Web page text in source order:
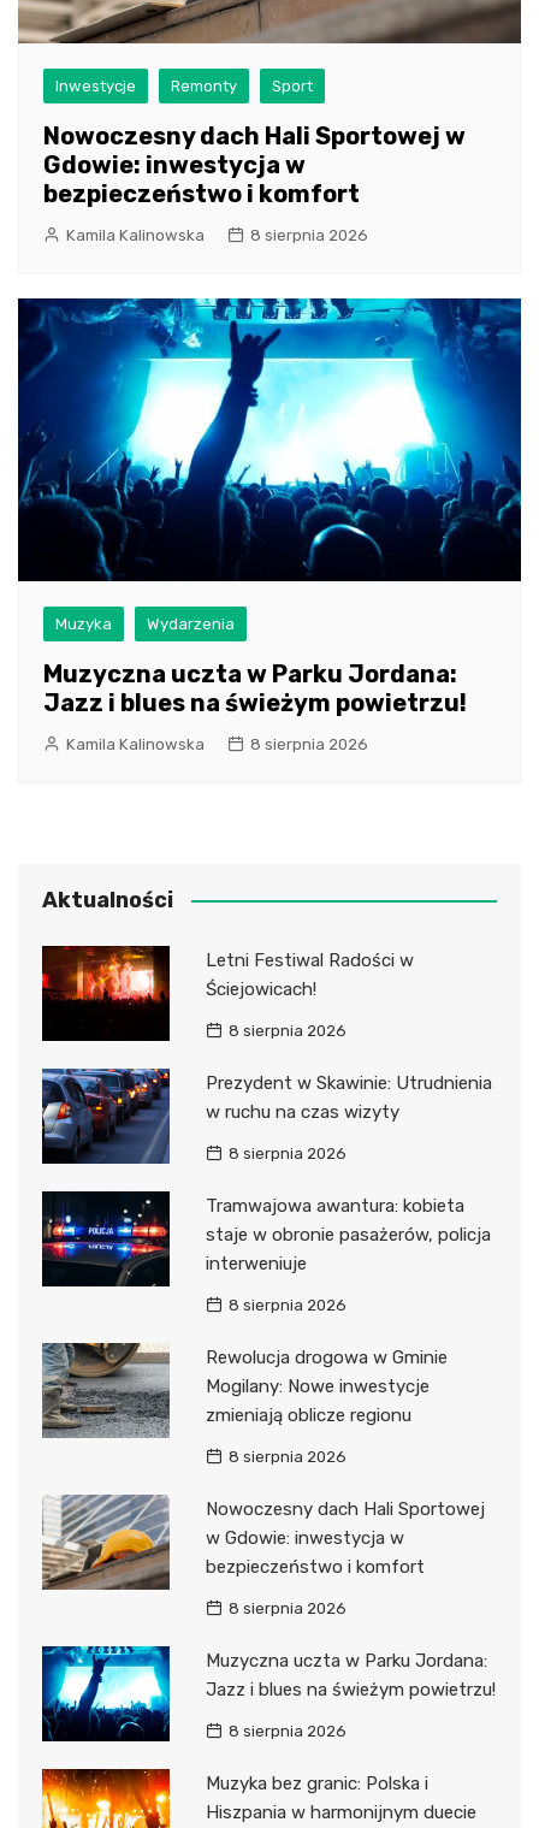
Inwestycje Remonty Sport
Nowoczesny dach Hali Sportowej w
Gdowie: inwestycja w
bezpieczeństwo i komfort
Kamila Kalinowska 8 sierpnia 2026
Muzyka Wydarzenia
Muzyczna uczta w Parku Jordana:
Jazz i blues na świeżym powietrzu!
Kamila Kalinowska 8 sierpnia 2026
Aktualności
Letni Festiwal Radości w
Ściejowicach!
8 sierpnia 2026
Prezydent w Skawinie: Utrudnienia
w ruchu na czas wizyty
8 sierpnia 2026
Tramwajowa awantura: kobieta
staje w obronie pasażerów, policja
interweniuje
8 sierpnia 2026
Rewolucja drogowa w Gminie
Mogilany: Nowe inwestycje
zmieniają oblicze regionu
8 sierpnia 2026
Nowoczesny dach Hali Sportowej
w Gdowie: inwestycja w
bezpieczeństwo i komfort
8 sierpnia 2026
Muzyczna uczta w Parku Jordana:
Jazz i blues na świeżym powietrzu!
8 sierpnia 2026
Muzyka bez granic: Polska i
Hiszpania w harmonijnym duecie